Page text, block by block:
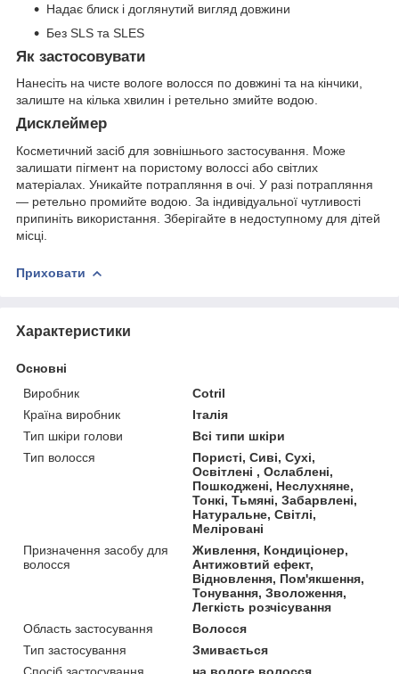
Надає блиск і доглянутий вигляд довжини
Без SLS та SLES
Як застосовувати
Нанесіть на чисте вологе волосся по довжині та на кінчики,
залиште на кілька хвилин і ретельно змийте водою.
Дисклеймер
Косметичний засіб для зовнішнього застосування. Може
залишати пігмент на пористому волоссі або світлих
матеріалах. Уникайте потрапляння в очі. У разі потрапляння
— ретельно промийте водою. За індивідуальної чутливості
припиніть використання. Зберігайте в недоступному для дітей
місці.
Приховати
Характеристики
Основні
Виробник
Cotril
Країна виробник
Італія
Тип шкіри голови
Всі типи шкіри
Тип волосся
Пористі, Сиві, Сухі,
Освітлені , Ослаблені,
Пошкоджені, Неслухняне,
Тонкі, Тьмяні, Забарвлені,
Натуральне, Світлі,
Меліровані
Призначення засобу для
волосся
Живлення, Кондиціонер,
Антижовтий ефект,
Відновлення, Пом'якшення,
Тонування, Зволоження,
Легкість розчісування
Область застосування
Волосся
Тип застосування
Змивається
Спосіб застосування
на вологе волосся